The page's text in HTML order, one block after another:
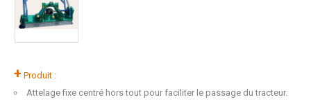
+ Produit :
Attelage fixe centré hors tout pour faciliter le passage du tracteur.